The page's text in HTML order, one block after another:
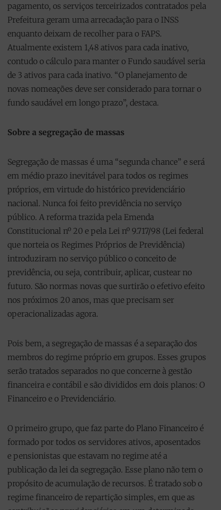
pagamento, os serviços terceirizados contratados pela
Prefeitura geram uma arrecadação para o INSS
enquanto deixam de recolher para o FAPS.
Atualmente existem 1,48 ativos para cada inativo,
contudo o cálculo para manter o Fundo saudável seria
de 3 ativos para cada inativo. “O planejamento de
novas nomeações deve ser considerado para tornar o
fundo saudável em longo prazo”, destaca.
Sobre a segregação de massas
Segregação de massas é uma “segunda chance” e será
em médio prazo inevitável para todos os regimes
próprios, em virtude do histórico previdenciário
nacional. Nunca foi feito previdência no serviço
público. A reforma trazida pela Emenda
Constitucional nº 20 e pela Lei nº 9.717/98 (Lei federal
que norteia os Regimes Próprios de Previdência)
introduziram no serviço público o conceito de
previdência, ou seja, contribuir, aplicar, custear no
futuro. São normas novas que surtirão o efetivo efeito
nos próximos 20 anos, mas que precisam ser
operacionalizadas agora.
Pois bem, a segregação de massas é a separação dos
membros do regime próprio em grupos. Esses grupos
serão tratados separados no que concerne à gestão
financeira e contábil e são divididos em dois planos: O
Financeiro e o Previdenciário.
O primeiro grupo, que faz parte do Plano Financeiro é
formado por todos os servidores ativos, aposentados
e pensionistas que estavam no regime até a
publicação da lei da segregação. Esse plano não tem o
propósito de acumulação de recursos. É tratado sob o
regime financeiro de repartição simples, em que as